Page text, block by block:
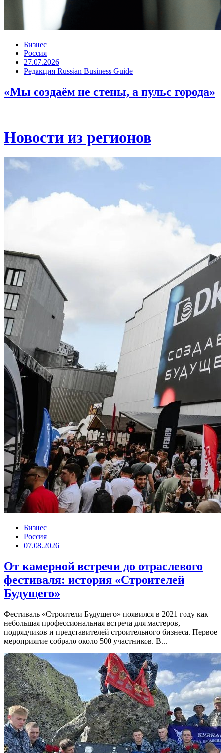
Бизнес
Россия
27.07.2026
Редакция Russian Business Guide
«Мы создаём не стены, а пульс города»
Новости из регионов
Бизнес
Россия
07.08.2026
От камерной встречи до отраслевого
фестиваля: история «Строителей
Будущего»
Фестиваль «Строители Будущего» появился в 2021 году как
небольшая профессиональная встреча для мастеров,
подрядчиков и представителей строительного бизнеса. Первое
мероприятие собрало около 500 участников. В...